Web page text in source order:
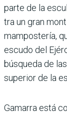
parte de la
tra un gran
mampos­tería,
escudo del
búsqueda de
superior de la
Gamarra está